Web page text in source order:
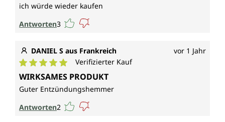
ich würde wieder kaufen
Antworten3
DANIEL S aus Frankreich vor 1 Jahr
Durchschnittliche Bewertung von 5 von 5 Sternen
Verifizierter Kauf
WIRKSAMES PRODUKT
Guter Entzündungshemmer
Antworten2